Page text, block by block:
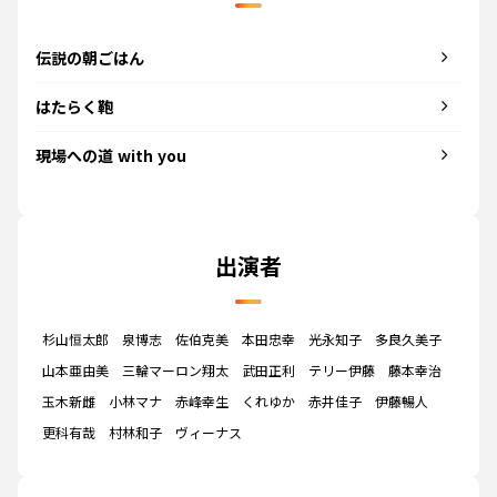
伝説の朝ごはん
はたらく鞄
現場への道 with you
出演者
杉山恒太郎 泉博志 佐伯克美 本田忠幸 光永知子
多良久美子
山本亜由美
三輪マーロン翔太 武田正利 テリー伊藤
藤本幸治
玉木新雌
小林マナ 赤峰幸生 くれゆか 赤井佳子
伊藤暢人
更科有哉
村林和子 ヴィーナス